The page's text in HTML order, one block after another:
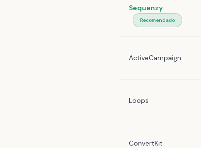
Sequenzy
Recomendado
ActiveCampaign
Loops
ConvertKit